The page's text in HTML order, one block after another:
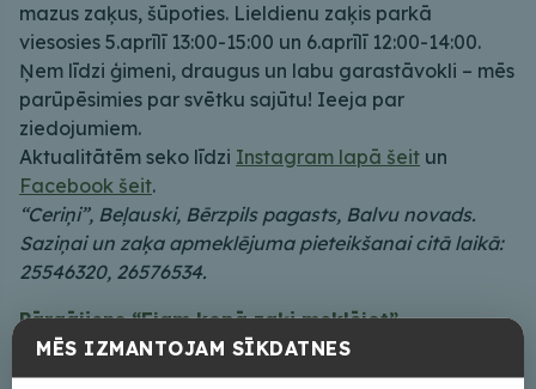
mazus zaķus, šūpoties. Lieldienu zaķis parkā
viesosies 5.aprīlī 13:00-15:00 un 6.aprīlī 12:00-14:00.
Ņem līdzi ģimeni, draugus un labu garastāvokli – mēs
parūpēsimies par svētku sajūtu! Ieeja par
ziedojumiem.
Aktualitātēm seko līdzi Instagram lapā šeit un
Facebook šeit.
“Ceriņi”, Beļauski, Bērzpils pagasts, Balvu novads.
Saziņai un zaķa apmeklējuma pieteikšanai citā laikā:
25546320, 26576534.
Pārgājiens “Ejam kopā zaķi meklējot”
4.aprīlī 10:00 pārgājiens un pavasara piedzīvojums
dabā Lieldienu noskaņās Baltinavas pagasta
MĒS IZMANTOJAM SĪKDATNES